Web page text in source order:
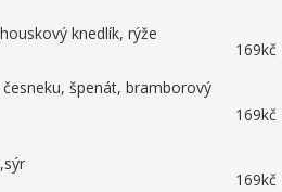
knedlík, rýže
169kč
špenát, bramborový
169kč
169kč